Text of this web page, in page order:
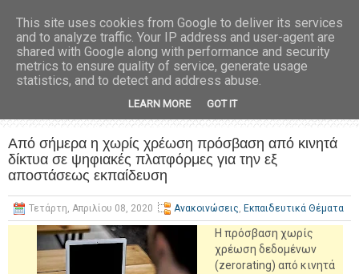
Από σήμερα η χωρίς χρέωση πρόσβαση από κινητά
δίκτυα σε ψηφιακές πλατφόρμες για την εξ
αποστάσεως εκπαίδευση
Τετάρτη, Απριλίου 08, 2020 Ανακοινώσεις, Εκπαιδευτικά Θέματα
Η πρόσβαση χωρίς
χρέωση δεδομένων
(zerorating) από κινητά
This site uses cookies from Google to deliver its services
and to analyze traffic. Your IP address and user-agent are
shared with Google along with performance and security
metrics to ensure quality of service, generate usage
statistics, and to detect and address abuse.
LEARN MORE GOT IT